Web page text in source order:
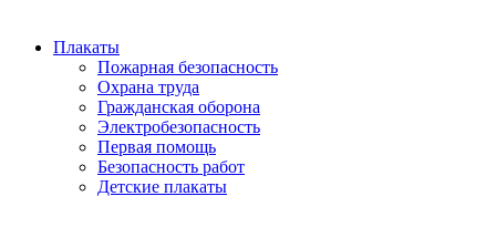
Плакаты
Пожарная безопасность
Охрана труда
Гражданская оборона
Электробезопасность
Первая помощь
Безопасность работ
Детские плакаты